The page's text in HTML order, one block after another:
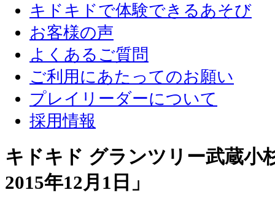
キドキドで体験できるあそび
お客様の声
よくあるご質問
ご利用にあたってのお願い
プレイリーダーについて
採用情報
キドキド グランツリー武蔵
2015年12月1日 」